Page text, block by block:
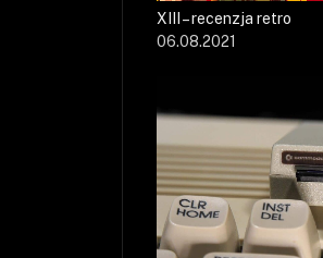
XIII – recenzja retro
06.08.2021